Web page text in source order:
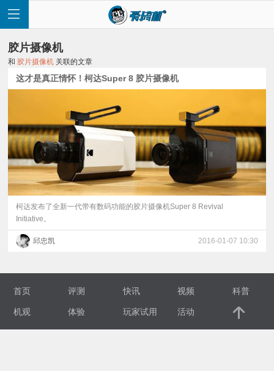
页
快
讯
评
视
胶片摄像机
和 胶片摄像机 关联的文章
这才是真正情怀！柯达Super 8 胶片摄像机
柯达发布了全新一代带有数码功能的胶片摄像机Super 8 Revival
Initiative。
邱忠凯 2016-01-07 10:30
首页 评测 快讯 视频 科普
机观 体验 玩家试用 活动